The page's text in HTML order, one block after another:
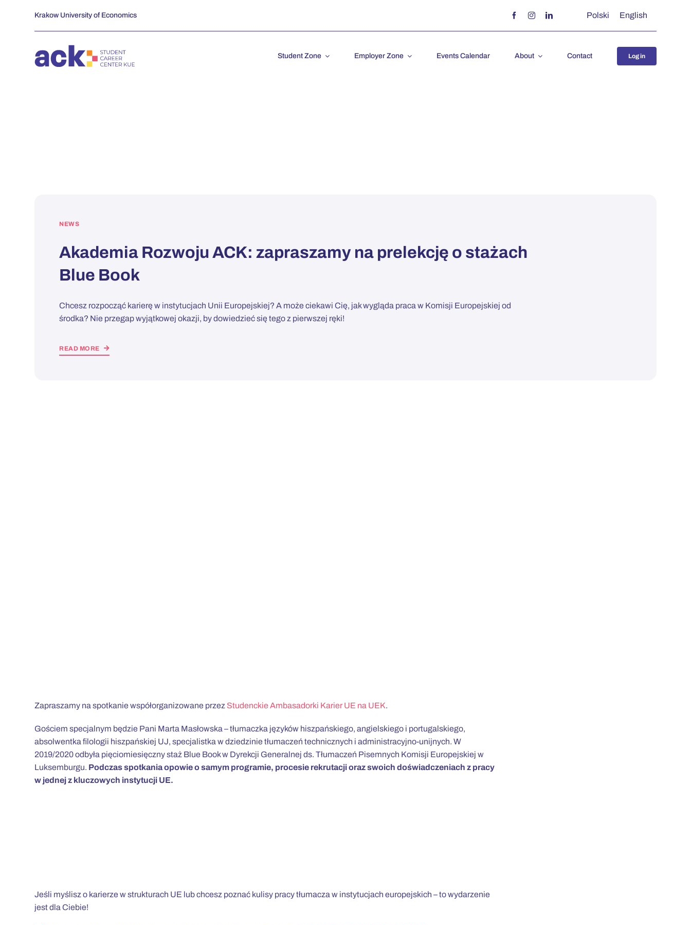
Krakow University of Economics Polski English
Student Zone Employer Zone Events Calendar About Contact Log in
NEWS
Akademia Rozwoju ACK: zapraszamy na prelekcję o stażach
Blue Book
Chcesz rozpocząć karierę w instytucjach Unii Europejskiej? A może ciekawi Cię, jak wygląda praca w Komisji Europejskiej od
środka? Nie przegap wyjątkowej okazji, by dowiedzieć się tego z pierwszej ręki!
READ MORE
Zapraszamy na spotkanie współorganizowane przez Studenckie Ambasadorki Karier UE na UEK.
Gościem specjalnym będzie Pani Marta Masłowska – tłumaczka języków hiszpańskiego, angielskiego i portugalskiego,
absolwentka filologii hiszpańskiej UJ, specjalistka w dziedzinie tłumaczeń technicznych i administracyjno-unijnych. W
2019/2020 odbyła pięciomiesięczny staż Blue Book w Dyrekcji Generalnej ds. Tłumaczeń Pisemnych Komisji Europejskiej w
Luksemburgu. Podczas spotkania opowie o samym programie, procesie rekrutacji oraz swoich doświadczeniach z pracy
w jednej z kluczowych instytucji UE.
Jeśli myślisz o karierze w strukturach UE lub chcesz poznać kulisy pracy tłumacza w instytucjach europejskich – to wydarzenie
jest dla Ciebie!